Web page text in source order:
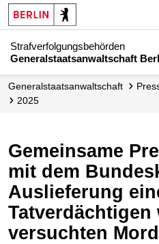
Strafverfolgungsbehörden
Generalstaatsanwaltschaft
Generalstaatsanwaltschaft
2025
Gemeinsame Pressemitteilung
mit dem
Auslieferung
Tatverdächtigen
versuchten